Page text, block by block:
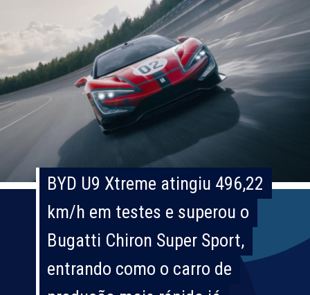
BYD U9 Xtreme atingiu 496,22
km/h em testes e superou o
Bugatti Chiron Super Sport,
entrando como o carro de
BYD U9 Xtreme atingiu 496,22
km/h em testes e superou o
Bugatti Chiron Super Sport,
entrando como o carro de